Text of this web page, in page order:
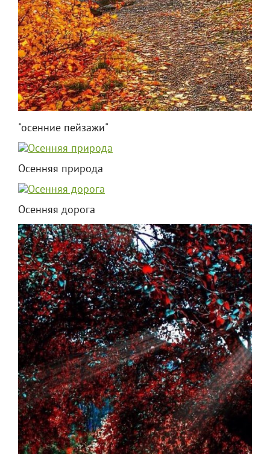
"осенние пейзажи"
Осенняя природа
Осенняя дорога